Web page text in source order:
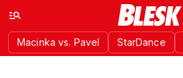
Macinka vs. Pavel StarDance